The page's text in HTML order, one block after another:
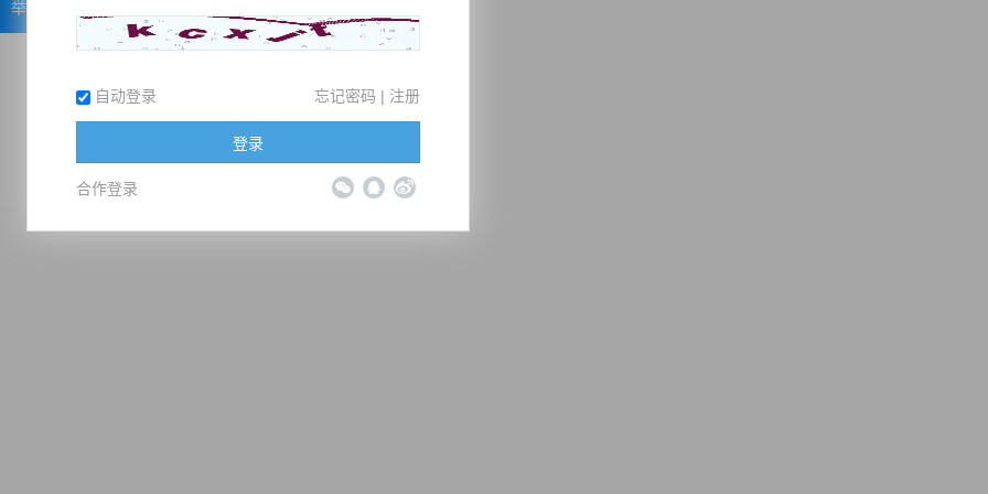
举报
自动登录 忘记密码 | 注册
登录
合作登录